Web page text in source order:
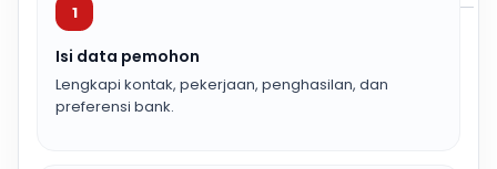
1
Isi data pemohon
Lengkapi kontak, pekerjaan, penghasilan, dan
preferensi bank.